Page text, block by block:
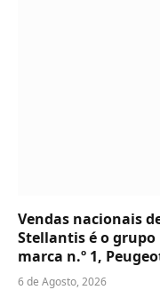
Vendas nacionais
Stellantis é o
marca n.º 1,
6 de Agosto, 2026